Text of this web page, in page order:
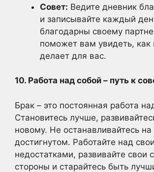
Совет: Ведите дневник
и записывайте каждый
благодарны своему
поможет вам увидеть, как
делает для вас.
10. Работа над собой – путь к
Брак – это постоянная работа
Становитесь лучше,
новому. Не останавливайтесь на
достигнутом. Работайте над
недостатками, развивайте свои
стороны и старайтесь быть